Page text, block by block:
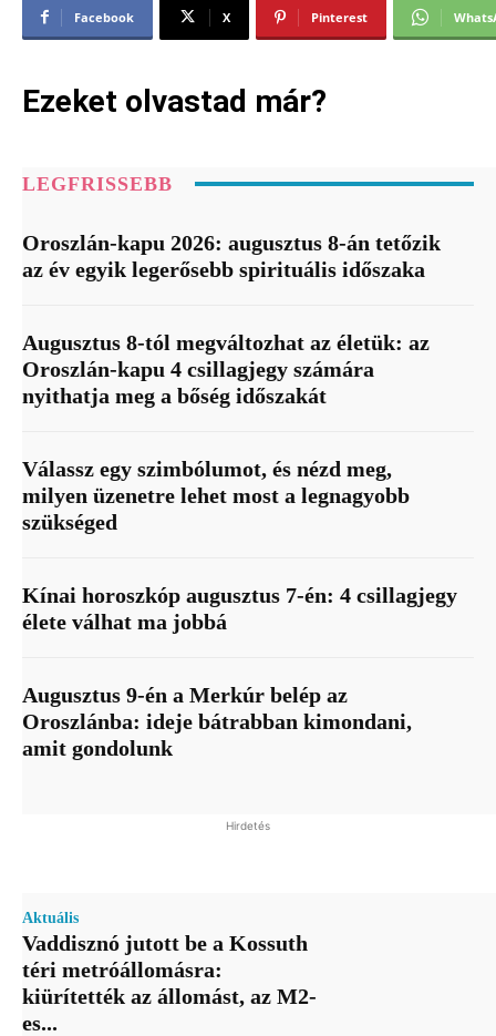
Facebook X Pinterest
Ezeket olvastad már?
LEGFRISSEBB
Oroszlán-kapu 2026: augusztus 8-án tetőzik
az év egyik legerősebb spirituális időszaka
Augusztus 8-tól megváltozhat az életük: az
Oroszlán-kapu 4 csillagjegy számára
nyithatja meg a bőség időszakát
Válassz egy szimbólumot, és nézd meg,
milyen üzenetre lehet most a legnagyobb
szükséged
Kínai horoszkóp augusztus 7-én: 4 csillagjegy
élete válhat ma jobbá
Augusztus 9-én a Merkúr belép az
Oroszlánba: ideje bátrabban kimondani,
amit gondolunk
Hirdetés
Aktuális
Vaddisznó jutott be a Kossuth
téri metróállomásra:
kiürítették az állomást, az M2-
es...